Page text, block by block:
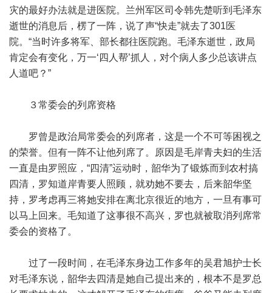
灾的最好办法就是进医院。兰州军区司令韩先楚听到毛泽东
逝世的消息后，楞了一阵，说了声“快走”就去了301医
院。“当时许多将军、部长都往医院跑。毛泽东逝世，政局
肯定会有变化，万一‘四人帮’抓人，对个病人多少总该讲点
人道吧？”
３常委会的列席资格
罗曾是政治局常委会的列席者，这是一个不可等困视之
的荣誉。但有一阵不让他列席了。原因是毛岸青夫妇的生活
一直是由罗照应，“四清”运动时，韶华为了锻炼而到农村搞
四清，罗知道岸青要人照顾，就劝她不要去，后来韶华坚
持，罗考虑再三将她安排在离北京很近的地方，一旦有事可
以马上回来。毛知道了这事很不高兴，罗也就被取消列席常
委会的资格了。
过了一段时间，在毛泽东身边工作多年的吴君旭护士长
对毛泽东说，韶华去四清是她自己提出来的，根本不是罗总